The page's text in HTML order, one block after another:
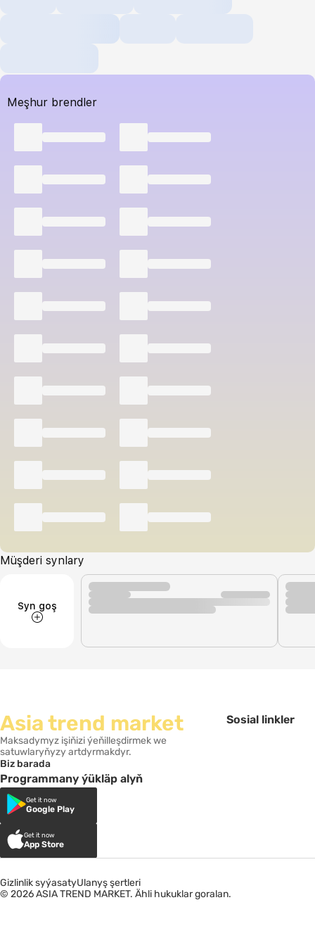
Meşhur brendler
Müşderi synlary
Syn goş
Asia trend market
Maksadymyz işiňizi ýeňilleşdirmek we
satuwlaryňyzy artdyrmakdyr.
Biz barada
Sosial linkler
Programmany ýükläp alyň
Get it now
Google Play
Get it now
App Store
© 2026 ASIA TREND MARKET. Ähli hukuklar goralan.
Gizlinlik syýasatyUlanyş şertleri